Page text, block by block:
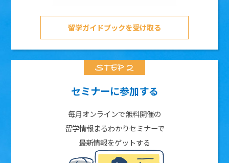
留学ガイドブックを受け取る
セミナーに参加する
毎月オンラインで無料開催の
留学情報まるわかりセミナーで
最新情報をゲットする